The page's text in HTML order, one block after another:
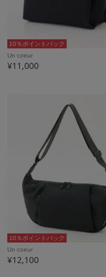
10％ポイントバック
Un coeur
¥11,000
10％ポイントバック
Un coeur
¥12,100